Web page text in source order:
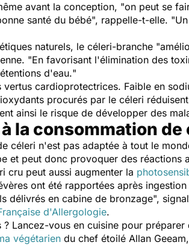
avant la conception, "on peut se
santé du bébé", rappelle-t-elle. "
naturels, le céleri-branche "
"En favorisant l'élimination des
d'eau."
cardioprotectrices. Faible en
procurés par le céleri
ainsi le risque de développer des
la consommation de
céleri n'est pas adaptée à tout le
et peut donc provoquer des réactions
cru peut aussi augmenter la
ont été rapportées après
délivrés en cabine de bronzage",
d'Allergologie.
Lancez-vous en cuisine pour
végétarien du chef étoilé Allan